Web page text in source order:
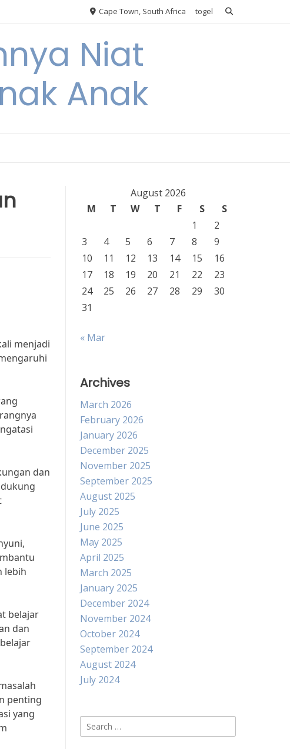
Cape Town, South Africa togel
Niat
Anak
menjadi
dan
lebih
belajar
dan
penting
yang
August 2026
M
T W T F S
S
1
2
3
4 5 6 7 8
9
10
11 12 13 14 15
16
17
18 19 20 21 22
23
24
25 26 27 28 29
30
31
« Mar
Archives
March 2026
February 2026
January 2026
December 2025
November 2025
September 2025
August 2025
July 2025
June 2025
May 2025
April 2025
March 2025
January 2025
December 2024
November 2024
October 2024
September 2024
August 2024
July 2024
Search
for: